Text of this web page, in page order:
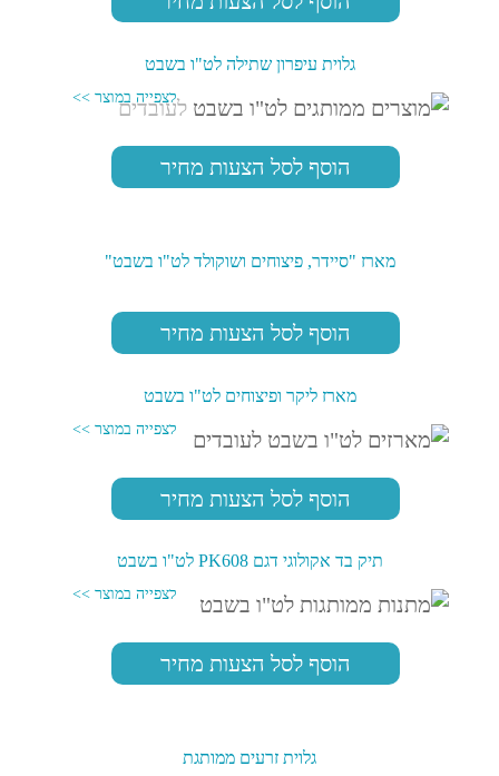
גלוית עיפרון שתילה לט"ו בשבט
הוסף לסל הצעות מחיר
מארז "סיידר, פיצוחים ושוקולד לט"ו בשבט"
הוסף לסל הצעות מחיר
מארז ליקר ופיצוחים לט"ו בשבט
הוסף לסל הצעות מחיר
תיק בד אקולוגי דגם PK608 לט"ו בשבט
הוסף לסל הצעות מחיר
גלוית זרעים ממותגת